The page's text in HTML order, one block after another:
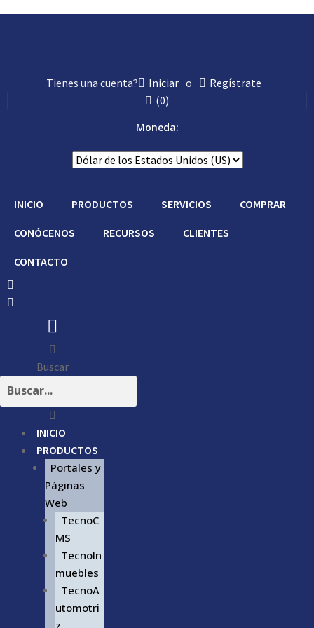
Tienes una cuenta? Iniciar o
Regístrate
(0)
Moneda:
INICIO PRODUCTOS SERVICIOS COMPRAR
CONÓCENOS RECURSOS CLIENTES
CONTACTO
Buscar
INICIO
PRODUCTOS
Portales y
Páginas
Web
TecnoC
MS
TecnoIn
muebles
TecnoA
utomotri